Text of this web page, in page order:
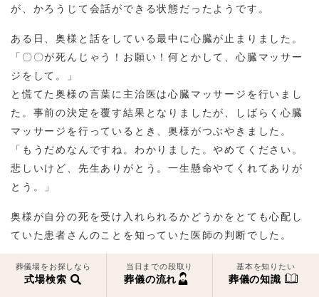
が、かろうじて会話ができる状態だったようです。
ある日、奥様と話をしている最中に心臓が止まりました。
「〇〇が死んじゃう！お願い！何とかして、心臓マッサー
ジをして。」
と慌てた奥様の言葉に主治医は心臓マッサージを行いまし
た。事前の決定を覆す結果となりましたが、しばらく心臓
マッサージを行っているとき、奥様がつぶやきました。
「もうだめなんですね。わかりました。やめてください。
悲しいけど、先生ありがとう。一生懸命やてくれてありが
とう。」
奥様が自分の死を受け入れられるかどうかをとても心配し
ていた患者さんのことを知っていた医師の判断でした。
葬儀場をお探しなら
式場検索
当日までの段取り
葬儀の流れ
基本を知りたい
葬儀の知識